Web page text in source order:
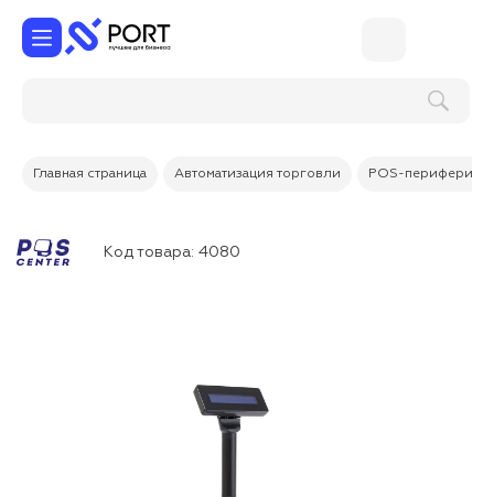
Главная страница Автоматизация торговли POS-периферия
Код товара: 4080